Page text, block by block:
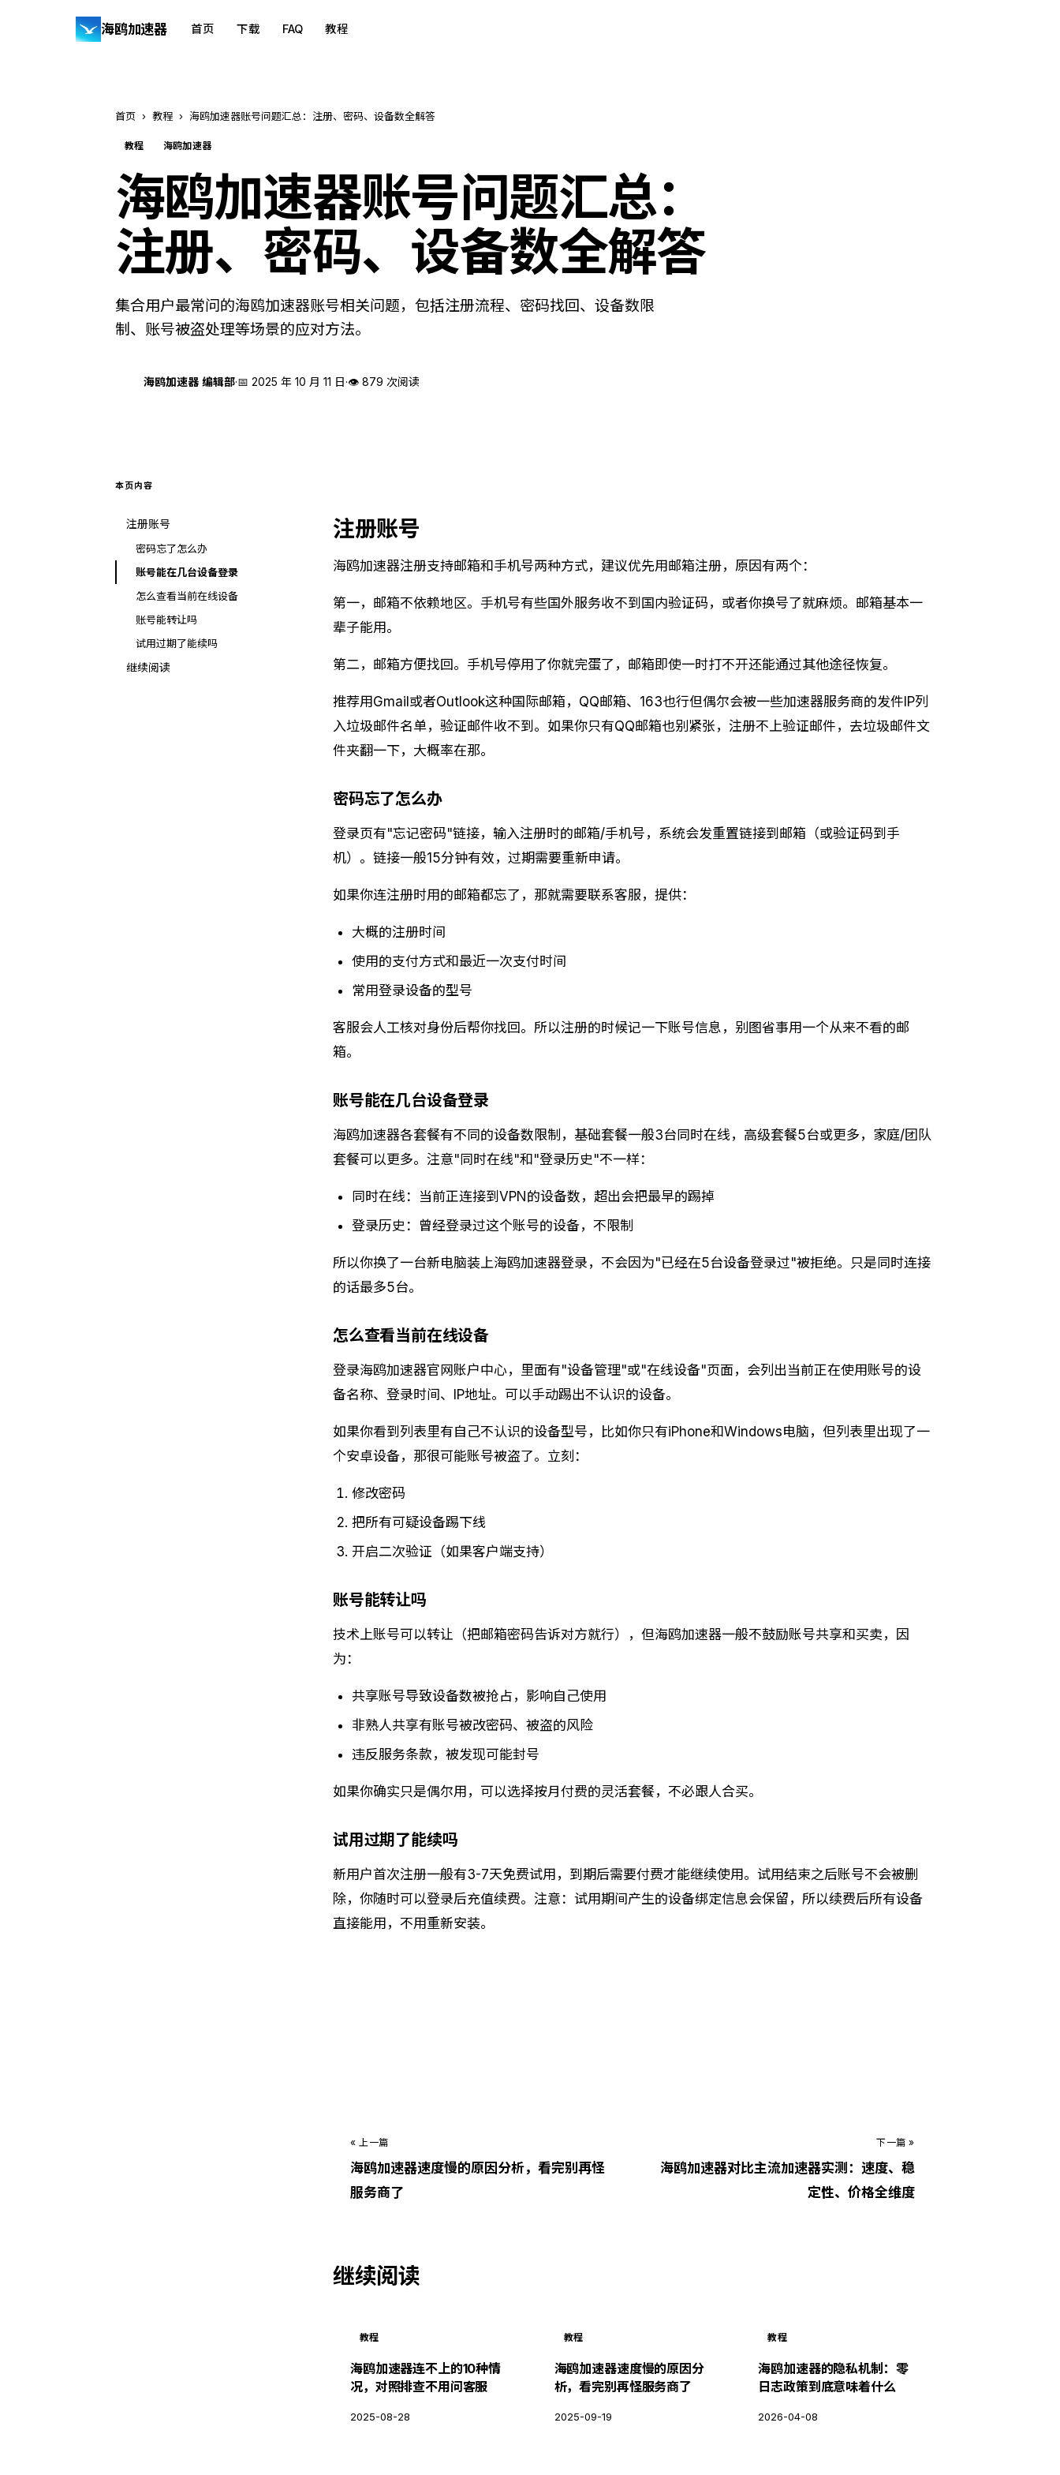
海鸥加速器 首页 下载 FAQ 教程
首页 › 教程 › 海鸥加速器账号问题汇总：注册、密码、设备数全解答
教程 海鸥加速器
海鸥加速器账号问题汇总：
注册、密码、设备数全解答
集合用户最常问的海鸥加速器账号相关问题，包括注册流程、密码找回、设备数限
制、账号被盗处理等场景的应对方法。
海鸥加速器 编辑部·📅 2025 年 10 月 11 日·👁 879 次阅读
本页内容
注册账号
密码忘了怎么办
账号能在几台设备登录
怎么查看当前在线设备
账号能转让吗
试用过期了能续吗
继续阅读
注册账号
海鸥加速器注册支持邮箱和手机号两种方式，建议优先用邮箱注册，原因有两个：
第一，邮箱不依赖地区。手机号有些国外服务收不到国内验证码，或者你换号了就麻烦。邮箱基本一
辈子能用。
第二，邮箱方便找回。手机号停用了你就完蛋了，邮箱即使一时打不开还能通过其他途径恢复。
推荐用Gmail或者Outlook这种国际邮箱，QQ邮箱、163也行但偶尔会被一些加速器服务商的发件IP列
入垃圾邮件名单，验证邮件收不到。如果你只有QQ邮箱也别紧张，注册不上验证邮件，去垃圾邮件文
件夹翻一下，大概率在那。
密码忘了怎么办
登录页有"忘记密码"链接，输入注册时的邮箱/手机号，系统会发重置链接到邮箱（或验证码到手
机）。链接一般15分钟有效，过期需要重新申请。
如果你连注册时用的邮箱都忘了，那就需要联系客服，提供：
大概的注册时间
使用的支付方式和最近一次支付时间
常用登录设备的型号
客服会人工核对身份后帮你找回。所以注册的时候记一下账号信息，别图省事用一个从来不看的邮
箱。
账号能在几台设备登录
海鸥加速器各套餐有不同的设备数限制，基础套餐一般3台同时在线，高级套餐5台或更多，家庭/团队
套餐可以更多。注意"同时在线"和"登录历史"不一样：
同时在线：当前正连接到VPN的设备数，超出会把最早的踢掉
登录历史：曾经登录过这个账号的设备，不限制
所以你换了一台新电脑装上海鸥加速器登录，不会因为"已经在5台设备登录过"被拒绝。只是同时连接
的话最多5台。
怎么查看当前在线设备
登录海鸥加速器官网账户中心，里面有"设备管理"或"在线设备"页面，会列出当前正在使用账号的设
备名称、登录时间、IP地址。可以手动踢出不认识的设备。
如果你看到列表里有自己不认识的设备型号，比如你只有iPhone和Windows电脑，但列表里出现了一
个安卓设备，那很可能账号被盗了。立刻：
修改密码
把所有可疑设备踢下线
开启二次验证（如果客户端支持）
账号能转让吗
技术上账号可以转让（把邮箱密码告诉对方就行），但海鸥加速器一般不鼓励账号共享和买卖，因
为：
共享账号导致设备数被抢占，影响自己使用
非熟人共享有账号被改密码、被盗的风险
违反服务条款，被发现可能封号
如果你确实只是偶尔用，可以选择按月付费的灵活套餐，不必跟人合买。
试用过期了能续吗
新用户首次注册一般有3-7天免费试用，到期后需要付费才能继续使用。试用结束之后账号不会被删
除，你随时可以登录后充值续费。注意：试用期间产生的设备绑定信息会保留，所以续费后所有设备
直接能用，不用重新安装。
« 上一篇
海鸥加速器速度慢的原因分析，看完别再怪
服务商了
下一篇 »
海鸥加速器对比主流加速器实测：速度、稳
定性、价格全维度
继续阅读
教程
海鸥加速器连不上的10种情
况，对照排查不用问客服
2025-08-28
教程
海鸥加速器速度慢的原因分
析，看完别再怪服务商了
2025-09-19
教程
海鸥加速器的隐私机制：零
日志政策到底意味着什么
2026-04-08